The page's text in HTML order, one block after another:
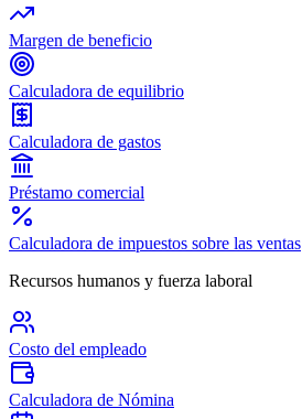
Margen de beneficio
Calculadora de equilibrio
Calculadora de gastos
Préstamo comercial
Calculadora de impuestos sobre las ventas
Recursos humanos y fuerza laboral
Costo del empleado
Calculadora de Nómina